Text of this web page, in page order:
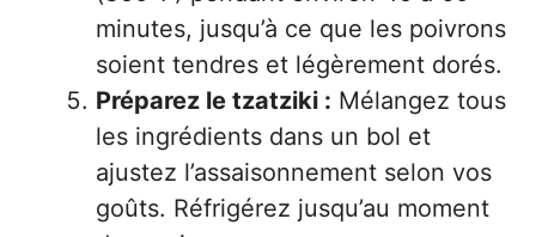
minutes, jusqu’à ce que les poivrons
soient tendres et légèrement dorés.
Préparez le tzatziki : Mélangez tous
les ingrédients dans un bol et
ajustez l’assaisonnement selon vos
goûts. Réfrigérez jusqu’au moment